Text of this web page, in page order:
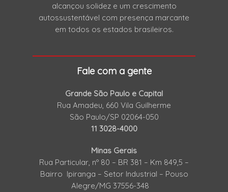
alcançou solidez e um crescimento
autossustentável com presença marcante
em todos os estados brasileiros.
Fale com a gente
Grande São Paulo e Capital
Rua Amadeu, 660 Vila Guilherme
São Paulo/SP 02064-050
11 3028-4000
Minas Gerais
Rua Particular, nº 80 – BR 381 – Km 849,5 –
Bairro Ipiranga – Setor Industrial – Pouso
Alegre/MG 37556-348